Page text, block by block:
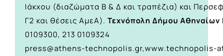
Ιάκχου (διαζώματα Β & Δ και τραπέζια) και
Γ2 και θέσεις ΑμεΑ). Τεχνόπολη Δήμου Αθηναίων
0109300, 213 0109324
press@athens-technopolis.gr,www.technopolis-